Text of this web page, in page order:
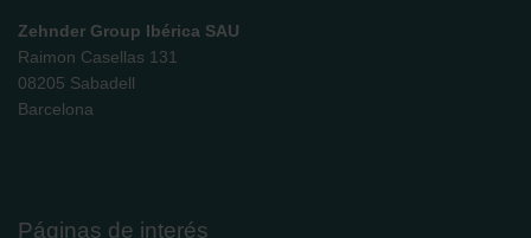
Zehnder Group Ibérica SAU
Raimon Casellas 131
08205 Sabadell
Barcelona
Páginas de interés